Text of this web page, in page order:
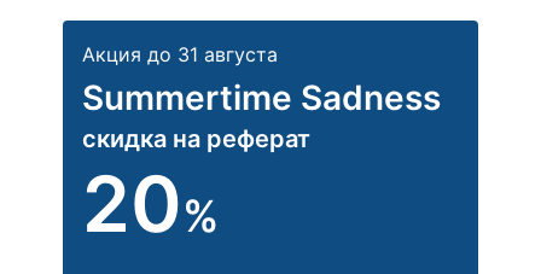
Акция до 31 августа
Summertime Sadness
скидка на реферат
20%